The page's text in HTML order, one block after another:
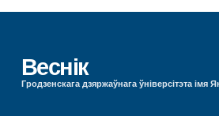
Веснік
Гродзенскага дзяржаўнага ўніверсітэта імя